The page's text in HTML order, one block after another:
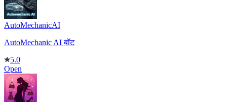
AutoMechanicAI
AutoMechanic AI बॉट
5.0
Open